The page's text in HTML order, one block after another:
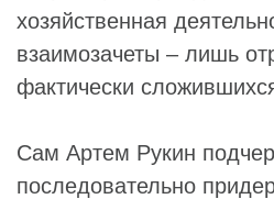
хозяйственная
взаимозачеты – лишь
фактически
Сам Артем Рукин
последовательно